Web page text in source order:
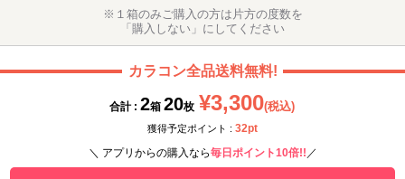
※１箱のみご購入の方は片方の度数を
「購入しない」にしてください
カラコン全品送料無料!
合計 : 2箱 20枚 ¥3,300(税込)
獲得予定ポイント : 32pt
＼ アプリからの購入なら毎日ポイント10倍!! ／